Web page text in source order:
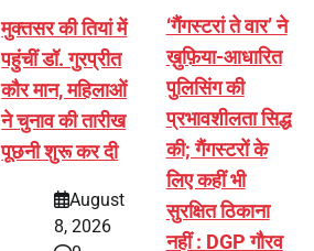
मुक्तसर की तियां में
पहुंचीं डॉ. गुरप्रीत
कौर मान, महिलाओं
ने चुनाव की तारीख
पूछनी शुरू कर दी
August
8, 2026
‘गैंगस्टरां ते वार’ ने
ख़ुफ़िया-आधारित
पुलिसिंग की
प्रभावशीलता सिद्ध
की; गैंगस्टरों के
लिए कहीं भी
सुरक्षित ठिकाना
नहीं : DGP गौरव